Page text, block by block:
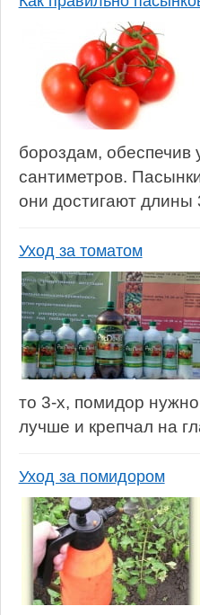
бороздам,
сантиметров.
они достигают
Уход за томатом
то 3-х, помидор
лучше и крепчал на
Уход за помидором